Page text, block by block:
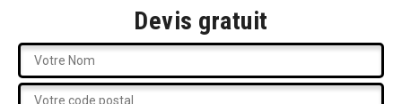
Devis gratuit